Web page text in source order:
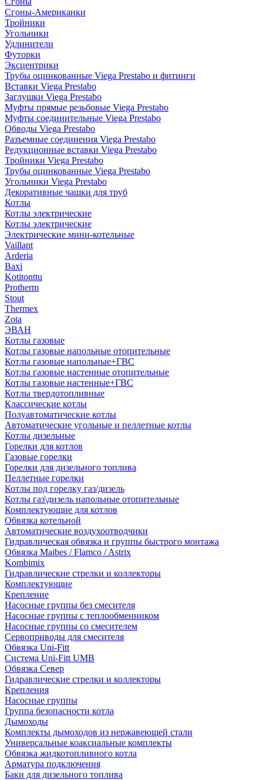
Сгоны-Американки
Тройники
Угольники
Удлинители
Футорки
Эксцентрики
Трубы оцинкованные Viega Prestabo и фитинги
Вставки Viega Prestabo
Заглушки Viega Prestabo
Муфты прямые резьбовые Viega Prestabo
Муфты соединительные Viega Prestabo
Обводы Viega Prestabo
Разъемные соединения Viega Prestabo
Редукционные вставки Viega Prestabo
Тройники Viega Prestabo
Трубы оцинкованные Viega Prestabo
Угольники Viega Prestabo
Декоративные чашки для труб
Котлы
Котлы электрические
Котлы электрические
Электрические мини-котельные
Vaillant
Arderia
Baxi
Kotitonttu
Protherm
Stout
Thermex
Zota
ЭВАН
Котлы газовые
Котлы газовые напольные отопительные
Котлы газовые напольные+ГВС
Котлы газовые настенные отопительные
Котлы газовые настенные+ГВС
Котлы твердотопливные
Классические котлы
Полуавтоматические котлы
Автоматические угольные и пеллетные котлы
Котлы дизельные
Горелки для котлов
Газовые горелки
Горелки для дизельного топлива
Пеллетные горелки
Котлы под горелку газ/дизель
Котлы газ\дизель напольные отопительные
Комплектующие для котлов
Обвязка котельной
Автоматические воздухоотводчики
Гидравлическая обвязка и группы быстрого монтажа
Обвязка Maibes / Flamco / Astrix
Kombimix
Гидравлические стрелки и коллекторы
Комплектующие
Крепление
Насосные группы без смесителя
Насосные группы с теплообменником
Насосные группы со смесителем
Сервоприводы для смесителя
Обвязка Uni-Fitt
Система Uni-Fitt UMB
Обвязка Север
Гидравлические стрелки и коллекторы
Крепления
Насосные группы
Группа безопасности котла
Дымоходы
Комплекты дымоходов из нержавеющей стали
Универсальные коаксиальные комплекты
Обвязка жидкотопливного котла
Арматура подключения
Баки для дизельного топлива